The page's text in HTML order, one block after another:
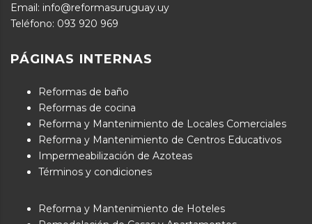
Email: info@reformasuruguay.uy
Teléfono: 093 920 969
PÁGINAS INTERNAS
Reformas de baño
Reformas de cocina
Reforma y Mantenimiento de Locales Comerciales
Reforma y Mantenimiento de Centros Educativos
Impermeabilización de Azoteas
Términos y condiciones
Reforma y Mantenimiento de Hoteles